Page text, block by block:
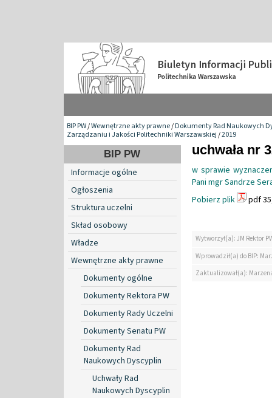
BIP PW/Wewnętrzne akty prawne/Dokumenty Rad Naukowych
Zarządzaniu i Jakości Politechniki Warszawskiej/2019
BIP PW
Informacje ogólne
Ogłoszenia
Struktura uczelni
Skład osobowy
Władze
Wewnętrzne akty prawne
Dokumenty ogólne
Dokumenty Rektora PW
Dokumenty Rady Uczelni
Dokumenty Senatu PW
Dokumenty Rad
Naukowych Dyscyplin
Uchwały Rad
Naukowych Dyscyplin
uchwała nr
w sprawie
Pani mgr Sandrze
Pobierz plik
pdf
Wytworzył(a): JM Rektor
Wprowadził(a) do BIP:
Zaktualizował(a):